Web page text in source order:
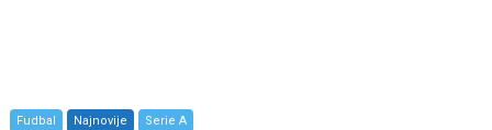
Fudbal Najnovije Serie A